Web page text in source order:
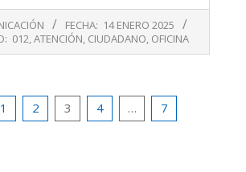
FECHA: 14 ENERO 2025
012,ATENCIÓN, CIUDADANO, OFICINA
1 2 3 4 …
7